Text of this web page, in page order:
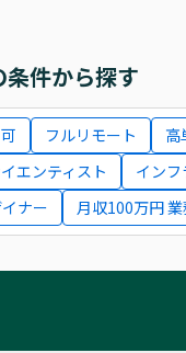
条件から探す
フルリモート 高
エンティスト
イン
ナー
月収100万円